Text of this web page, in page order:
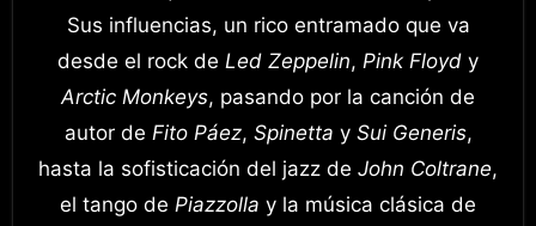
Sus influencias, un rico entramado que va
desde el rock de Led Zeppelin, Pink Floyd y
Arctic Monkeys, pasando por la canción de
autor de Fito Páez, Spinetta y Sui Generis,
hasta la sofisticación del jazz de John Coltrane,
el tango de Piazzolla y la música clásica de